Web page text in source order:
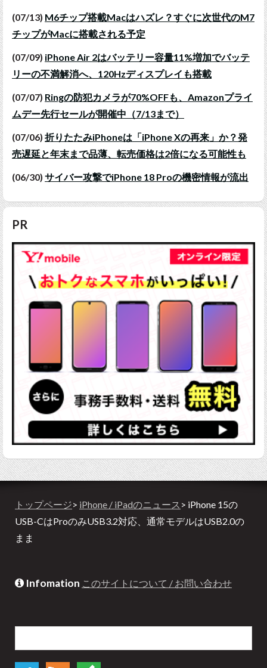
(07/13) M6チップ搭載Macはハズレ？すぐに次世代のM7
チップがMacに搭載される予定
(07/09) iPhone Air 2はバッテリー容量11%増加でバッテ
リーの不満解消へ、120Hzディスプレイも搭載
(07/07) Ringの防犯カメラが70%OFFも、Amazonプライ
ムデー先行セールが開催中（7/13まで）
(07/06) 折りたたみiPhoneは「iPhone Xの再来」か？発
売遅延と年末まで品薄、転売価格は2倍になる可能性も
(06/30) サイバー攻撃でiPhone 18 Proの機密情報が流出
PR
トップページ> iPhone / iPadのニュース > iPhone 15の
USB-CはProのみUSB3.2対応、通常モデルはUSB2.0の
まま
Infomation このサイトについて / お問い合わせ